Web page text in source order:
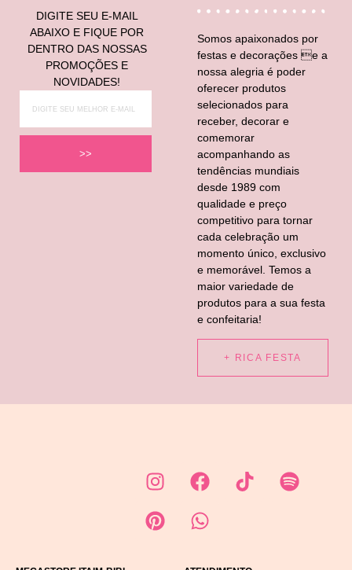
DIGITE SEU E-MAIL
ABAIXO E FIQUE POR
DENTRO DAS NOSSAS
PROMOÇÕES E
NOVIDADES!
>>
Somos apaixonados por
festas e decorações e a
nossa alegria é poder
oferecer produtos
selecionados para
receber, decorar e
comemorar
acompanhando as
tendências mundiais
desde 1989 com
qualidade e preço
competitivo para tornar
cada celebração um
momento único, exclusivo
e memorável. Temos a
maior variedade de
produtos para a sua festa
e confeitaria!
+ RICA FESTA